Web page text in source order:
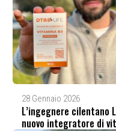
28 Gennaio 2026
L’ingegnere cilentano
nuovo integratore di